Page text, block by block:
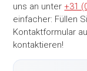
uns an unter +31
einfacher: Füllen
Kontaktformular
kontaktieren!